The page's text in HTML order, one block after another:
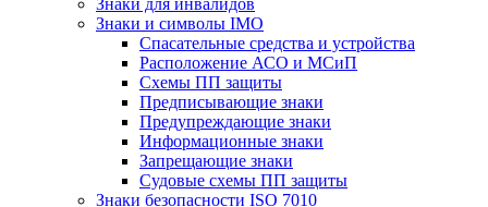
Знаки для инвалидов
Знаки и символы IMO
Спасательные средства и устройства
Расположение АСО и МСиП
Схемы ПП защиты
Предписывающие знаки
Предупреждающие знаки
Информационные знаки
Запрещающие знаки
Судовые схемы ПП защиты
Знаки безопасности ISO 7010